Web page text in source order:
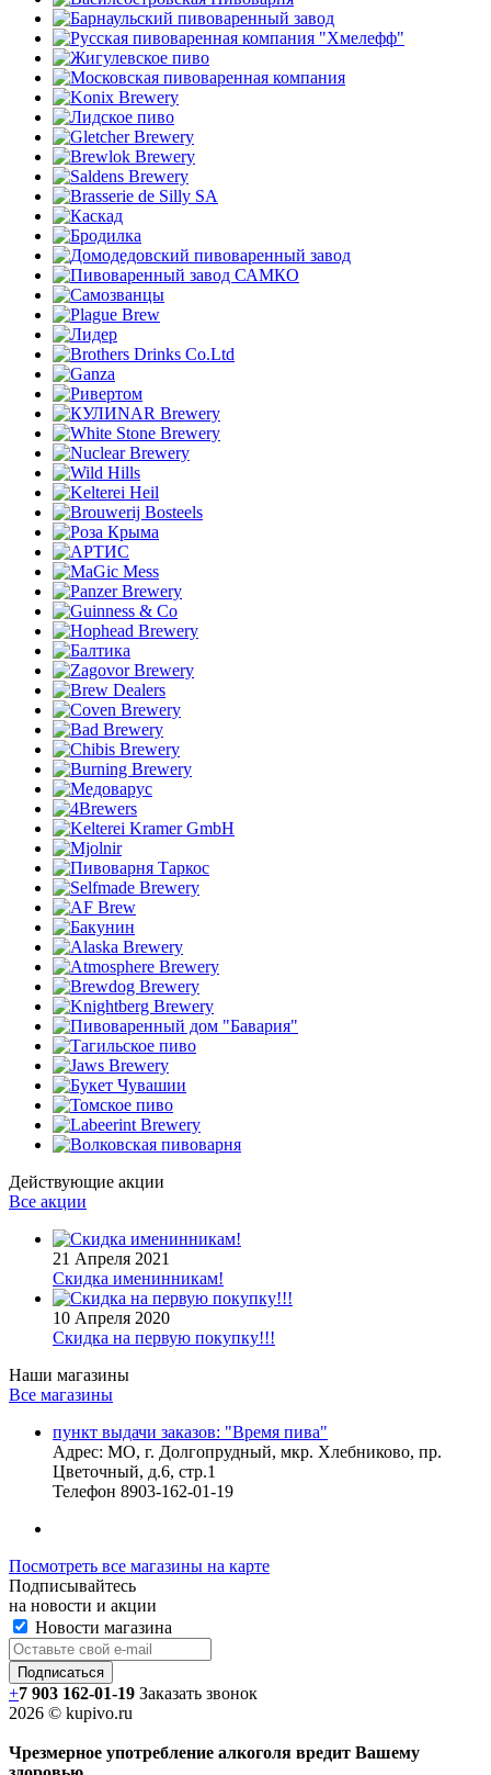
Действующие акции
Все акции
21 Апреля 2021
Скидка именинникам!
10 Апреля 2020
Скидка на первую покупку!!!
Наши магазины
Все магазины
пункт выдачи заказов: "Время пива"
Адрес: МО, г. Долгопрудный, мкр. Хлебниково, пр.
Цветочный, д.6, стр.1
Телефон 8903-162-01-19
Посмотреть все магазины на карте
Подписывайтесь
на новости и акции
Новости магазина
+7 903 162-01-19 Заказать звонок
2026 © kupivo.ru
Чрезмерное употребление алкоголя вредит Вашему